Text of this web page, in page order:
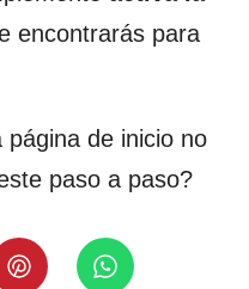
encontrarás para
de inicio no
paso a paso?